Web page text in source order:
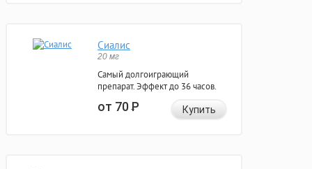
Сиалис
20 мг
Самый долгоиграющий
препарат. Эффект до 36 часов.
от 70Р Купить